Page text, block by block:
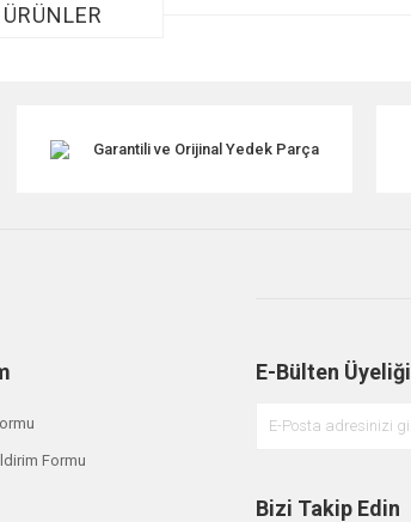
Garantili ve Orijinal Yedek Parça
Formu
E-Bülten Üyeliği
Bizi Takip Edin